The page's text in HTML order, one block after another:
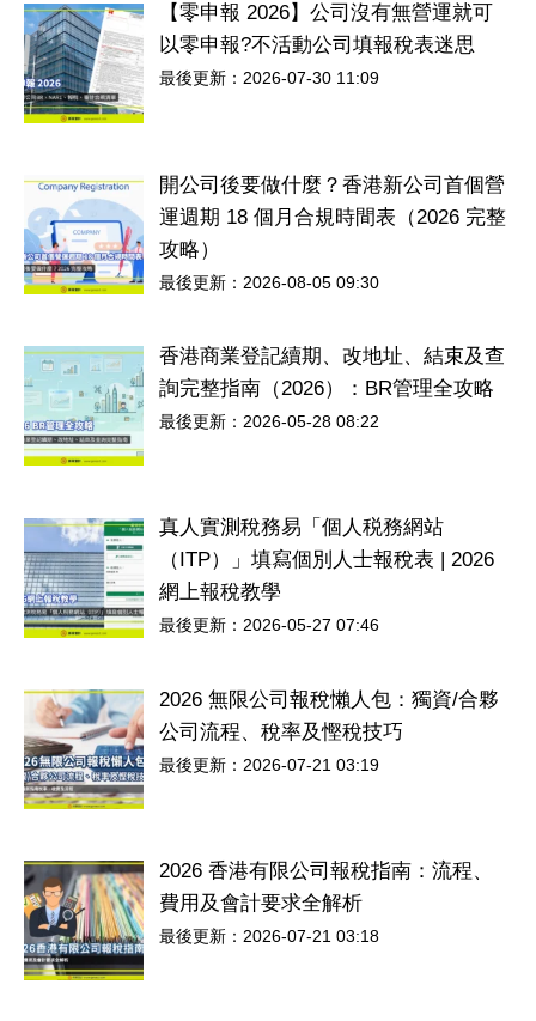
【零申報 2026】公司沒有無營運就可
以零申報?不活動公司填報稅表迷思
最後更新：2026-07-30 11:09
開公司後要做什麼？香港新公司首個營
運週期 18 個月合規時間表（2026 完整
攻略）
最後更新：2026-08-05 09:30
香港商業登記續期、改地址、結束及查
詢完整指南（2026）：BR管理全攻略
最後更新：2026-05-28 08:22
真人實測稅務易「個人税務網站
（ITP）」填寫個別人士報稅表 | 2026
網上報稅教學
最後更新：2026-05-27 07:46
2026 無限公司報稅懶人包：獨資/合夥
公司流程、稅率及慳稅技巧
最後更新：2026-07-21 03:19
2026 香港有限公司報稅指南：流程、
費用及會計要求全解析
最後更新：2026-07-21 03:18